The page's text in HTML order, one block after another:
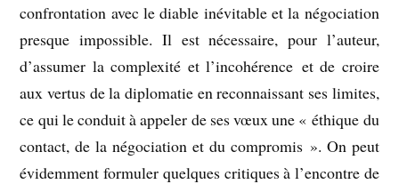
confrontation avec le diable inévitable et la négociation
presque impossible. Il est nécessaire, pour l’auteur,
d’assumer la complexité et l’incohérence et de croire
aux vertus de la diplomatie en reconnaissant ses limites,
ce qui le conduit à appeler de ses vœux une « éthique du
contact, de la négociation et du compromis ». On peut
évidemment formuler quelques critiques à l’encontre de